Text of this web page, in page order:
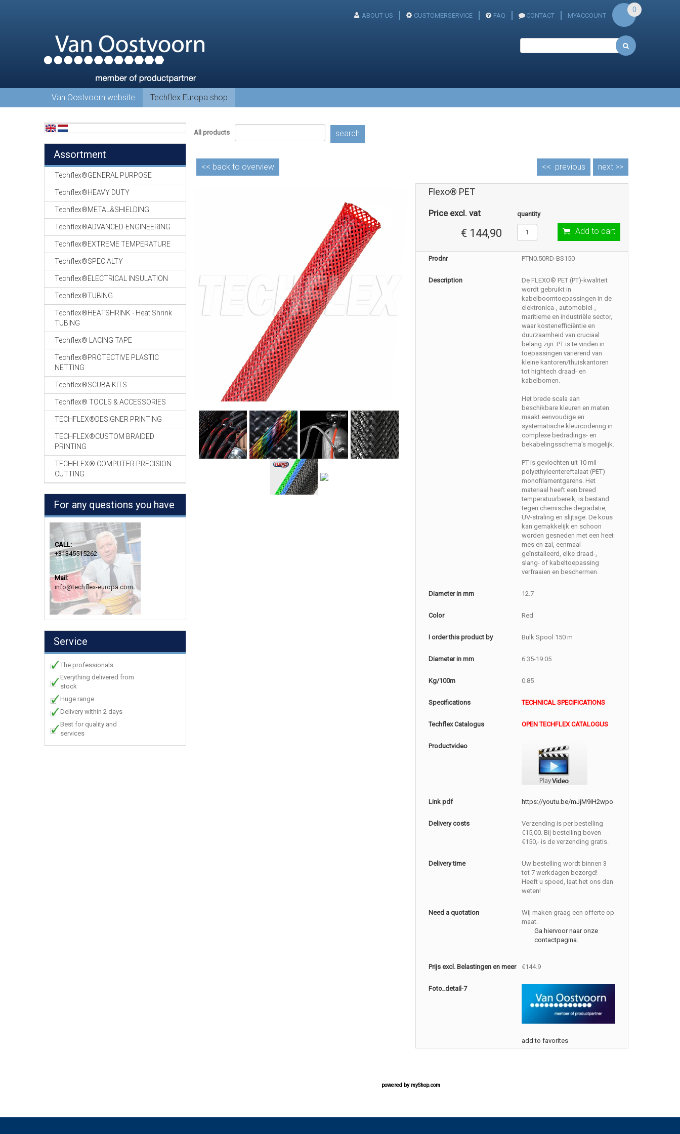
ABOUT US CUSTOMERSERVICE FAQ CONTACT MYACCOUNT
0
Van Oostvoorn website Techflex Europa shop
Assortment
Techflex®GENERAL PURPOSE
Techflex®HEAVY DUTY
Techflex®METAL&SHIELDING
Techflex®ADVANCED-ENGINEERING
Techflex®EXTREME TEMPERATURE
Techflex®SPECIALTY
Techflex®ELECTRICAL INSULATION
Techflex®TUBING
Techflex®HEATSHRINK - Heat Shrink
TUBING
Techflex® LACING TAPE
Techflex®PROTECTIVE PLASTIC
NETTING
Techflex®SCUBA KITS
Techflex® TOOLS & ACCESSORIES
TECHFLEX®DESIGNER PRINTING
TECHFLEX®CUSTOM BRAIDED
PRINTING
TECHFLEX® COMPUTER PRECISION
CUTTING
For any questions you have
CALL:
+31345515262
Mail:
info@techflex-europa.com
Service
The professionals
Everything delivered from
stock
Huge range
Delivery within 2 days
Best for quality and
services
All products search
<< back to overview next >>
<< previous
Flexo® PET
Price excl. vat
€ 144,90
quantity
Add to cart
Prodnr PTN0.50RD-BS150
Description
De FLEXO® PET (PT)-kwaliteit
wordt gebruikt in
kabelboomtoepassingen in de
elektronica-, automobiel-,
maritieme en industriële sector,
waar kostenefficiëntie en
duurzaamheid van cruciaal
belang zijn. PT is te vinden in
toepassingen variërend van
kleine kantoren/thuiskantoren
tot hightech draad- en
kabelbomen.
Het brede scala aan
beschikbare kleuren en maten
maakt eenvoudige en
systematische kleurcodering in
complexe bedradings- en
bekabelingsschema's mogelijk.
PT is gevlochten uit 10 mil
polyethyleentereftalaat (PET)
monofilamentgarens. Het
materiaal heeft een breed
temperatuurbereik, is bestand
tegen chemische degradatie,
UV-straling en slijtage. De kous
kan gemakkelijk en schoon
worden gesneden met een heet
mes en zal, eenmaal
geïnstalleerd, elke draad-,
slang- of kabeltoepassing
verfraaien en beschermen.
Diameter in mm 12.7
Color Red
I order this product by Bulk Spool 150 m
Diameter in mm 6.35-19.05
Kg/100m 0.85
Specifications TECHNICAL SPECIFICATIONS
Techflex Catalogus OPEN TECHFLEX CATALOGUS
Productvideo
Link pdf https://youtu.be/mJjM9iH2wpo
Delivery costs
Verzending is per bestelling
€15,00. Bij bestelling boven
€150,- is de verzending gratis.
Delivery time
Uw bestelling wordt binnen 3
tot 7 werkdagen bezorgd!
Heeft u spoed, laat het ons dan
weten!
Need a quotation
Wij maken graag een offerte op
maat.
Ga hiervoor naar onze
contactpagina.
Prijs excl. Belastingen en meer €144.9
Foto_detail-7
add to favorites
powered by myShop.com